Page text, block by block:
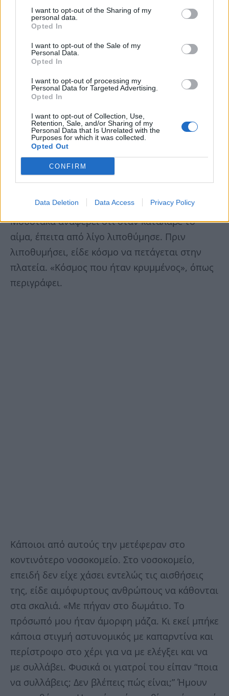
I want to opt-out of the Sharing of my
personal data.
Opted In
I want to opt-out of the Sale of my
Personal Data.
Opted In
I want to opt-out of processing my
Personal Data for Targeted Advertising.
Opted In
I want to opt-out of Collection, Use,
Retention, Sale, and/or Sharing of my
Personal Data that Is Unrelated with the
Purposes for which it was collected.
Opted Out
CONFIRM
Data Deletion Data Access Privacy Policy
και έρχομαι να σε πάρω”. Με το που πήγα να
βγω, είχα μια ζεστή αίσθηση στο μάγουλο,
ένας πίδακας αίματος. Με είχαν πυροβολήσει
όπλο», θυμάται με συγκίνηση.
«Αυτή τη σφαίρα έδειξα στη δίκη του
Πολυτεχνείου το 1975. Ήταν ένα φοβερό
αποδεικτικό στοιχείο, καθώς αμφισβητείτο
τότε όπως και σήμερα από κάποιους ότι
υπήρξαν θύματα ή ότι έριχναν αληθινές
περιγράφει εκείνες τις στιγμές η κυρία
Μουστάκα αναφέρει ότι όταν κατάλαβε το
αίμα, έπειτα από λίγο λιποθύμησε. Πριν
λιποθυμήσει, είδε κόσμο να πετάγεται στην
πλατεία. «Κόσμος που ήταν κρυμμένος», όπως
περιγράφει.
Κάποιοι από αυτούς την μετέφεραν στο
κοντινότερο νοσοκομείο. Στο νοσοκομείο,
επειδή δεν είχε χάσει εντελώς τις αισθήσεις
της, είδε αιμόφυρτους ανθρώπους να κάθονται
στα σκαλιά. «Με πήγαν στο δωμάτιο. Το
πρόσωπό μου ήταν άμορφη μάζα. Κι εκεί μπήκε
κάποια στιγμή αστυνομικός με καπαρντίνα και
περίστροφο στο χέρι για να με ελέγξει και να
με συλλάβει. Φυσικά οι γιατροί του είπαν “ποια
να συλλάβεις; Δεν βλέπεις πώς είναι;” Ήμουν